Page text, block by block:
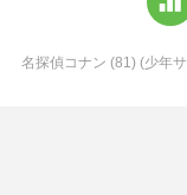
名探偵コナン (81) (少年